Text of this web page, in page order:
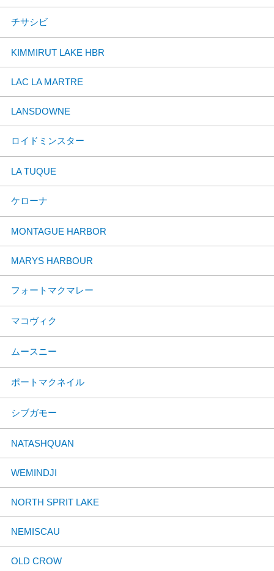
チサシビ
KIMMIRUT LAKE HBR
LAC LA MARTRE
LANSDOWNE
ロイドミンスター
LA TUQUE
ケローナ
MONTAGUE HARBOR
MARYS HARBOUR
フォートマクマレー
マコヴィク
ムースニー
ポートマクネイル
シブガモー
NATASHQUAN
WEMINDJI
NORTH SPRIT LAKE
NEMISCAU
OLD CROW